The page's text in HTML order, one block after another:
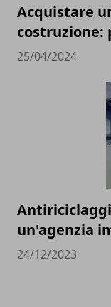
Acquistare
costruzione:
25/04/2024
un'agenzia
24/12/2023